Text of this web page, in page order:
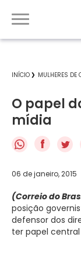
INÍCIO MULHERES DE
O papel
mídia
f
06 de janeiro, 2015
(Correio do
posição
defensor dos
ter papel